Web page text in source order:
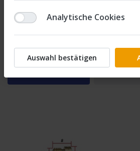
Analytische Cookies
Auswahl bestätigen